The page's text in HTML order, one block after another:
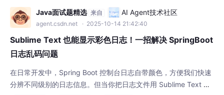
Java面试题精选 来自 AI Agent技术社区
agent.csdn.net · 2025-10-14 21:42:40
Sublime Text 也能显示彩色日志！一招解决 SpringBoot
日志乱码问题
在日常开发中，Spring Boot 控制台日志自带颜色，方便我们快速
分辨不同级别的日志信息。但当你把日志文件用 Sublime Text 打